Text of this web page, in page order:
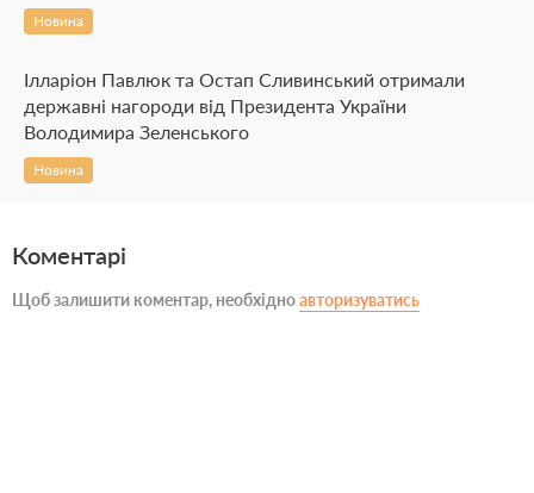
Новина
Ілларіон Павлюк та Остап Сливинський отримали
державні нагороди від Президента України
Володимира Зеленського
Новина
Коментарі
Щоб залишити коментар, необхідноавторизуватись